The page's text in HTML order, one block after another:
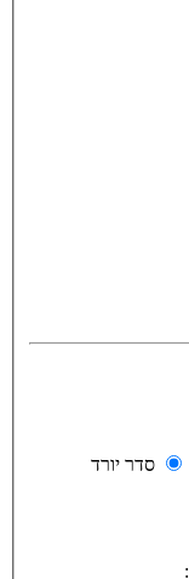
סדר יורד